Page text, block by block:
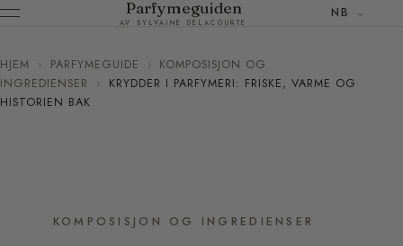
Parfymeguiden
AV SYLVAINE DELACOURTE
NB
HJEM › PARFYMEGUIDE › KOMPOSISJON OG
INGREDIENSER
›
KRYDDER I PARFYMERI: FRISKE, VARME OG
HISTORIEN BAK
KOMPOSISJON OG INGREDIENSER